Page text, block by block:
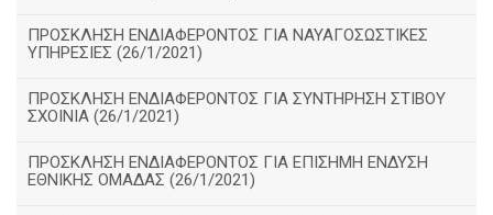
ΠΡΟΣΚΛΗΣΗ ΕΝΔΙΑΦΕΡΟΝΤΟΣ ΓΙΑ ΝΑΥΑΓΟΣΩΣΤΙΚΕΣ
ΥΠΗΡΕΣΙΕΣ (26/1/2021)
ΠΡΟΣΚΛΗΣΗ ΕΝΔΙΑΦΕΡΟΝΤΟΣ ΓΙΑ ΣΥΝΤΗΡΗΣΗ ΣΤΙΒΟΥ
ΣΧΟΙΝΙΑ (26/1/2021)
ΠΡΟΣΚΛΗΣΗ ΕΝΔΙΑΦΕΡΟΝΤΟΣ ΓΙΑ ΕΠΙΣΗΜΗ ΕΝΔΥΣΗ
ΕΘΝΙΚΗΣ ΟΜΑΔΑΣ (26/1/2021)